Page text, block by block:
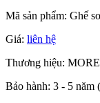
Mã sản phẩm: Ghế
Giá: liên hệ
Thương hiệu:
Bảo hành: 3 - 5 năm